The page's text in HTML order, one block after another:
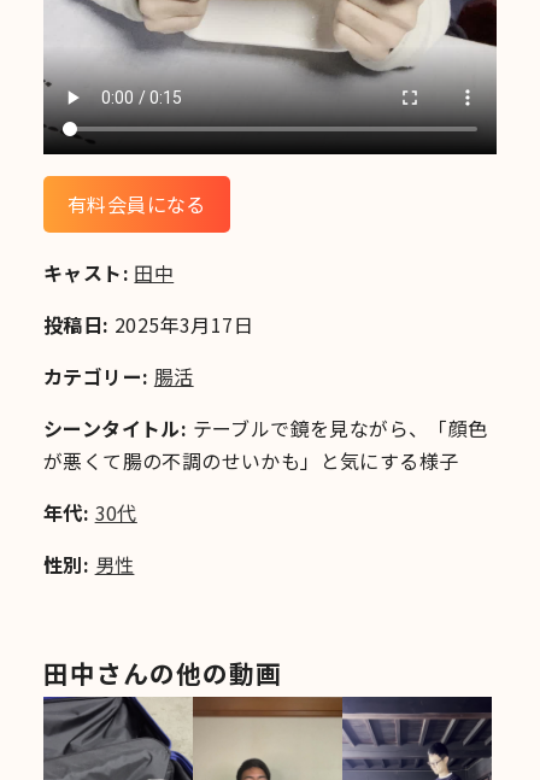
有料会員になる
キャスト: 田中
投稿日: 2025年3月17日
カテゴリー: 腸活
シーンタイトル: テーブルで鏡を見ながら、「顔色
が悪くて腸の不調のせいかも」と気にする様子
年代: 30代
性別: 男性
田中さんの他の動画